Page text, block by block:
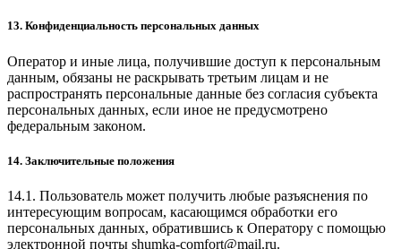
13. Конфиденциальность персональных данных
Оператор и иные лица, получившие доступ к персональным
данным, обязаны не раскрывать третьим лицам и не
распространять персональные данные без согласия субъекта
персональных данных, если иное не предусмотрено
федеральным законом.
14. Заключительные положения
14.1. Пользователь может получить любые разъяснения по
интересующим вопросам, касающимся обработки его
персональных данных, обратившись к Оператору с помощью
электронной почты shumka-comfort@mail.ru.